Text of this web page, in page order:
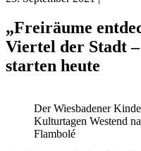
„Freiräume
Viertel der Stadt
starten heute
Der Wiesbadener
Kulturtagen Westend
Flambolé